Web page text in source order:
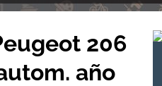
206
año